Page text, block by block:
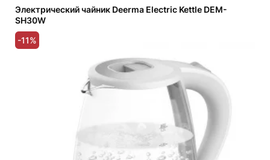
Электрический чайник Deerma Electric Kettle DEM-
SH30W
-11%